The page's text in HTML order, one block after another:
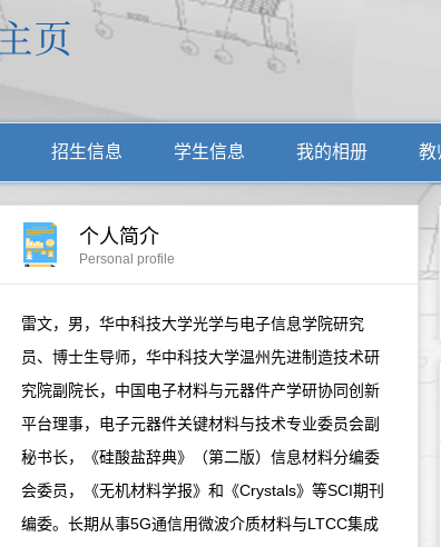
招生信息 学生信息 我的相册 教
个人简介
Personal profile
雷文，男，华中科技大学光学与电子信息学院研究
员、博士生导师，华中科技大学温州先进制造技术研
究院副院长，中国电子材料与元器件产学研协同创新
平台理事，电子元器件关键材料与技术专业委员会副
秘书长，《硅酸盐辞典》（第二版）信息材料分编委
会委员，《无机材料学报》和《Crystals》等SCI期刊
编委。长期从事5G通信用微波介质材料与LTCC集成